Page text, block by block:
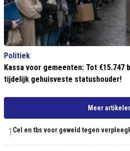
Politiek
Kassa voor gemeenten: Tot
tijdelijk gehuisveste statushouder!
Meer
1 Cel en tbs voor geweld tegen